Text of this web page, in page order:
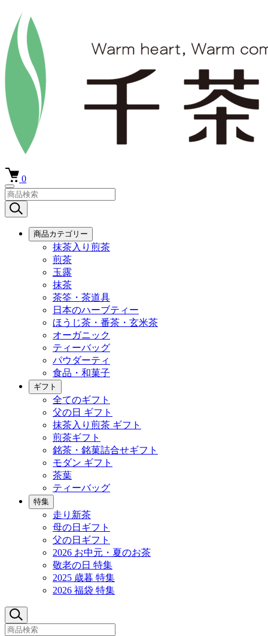
0
商品カテゴリー
抹茶入り煎茶
煎茶
玉露
抹茶
茶筌・茶道具
日本のハーブティー
ほうじ茶・番茶・玄米茶
オーガニック
ティーバッグ
パウダーティ
食品・和菓子
ギフト
全てのギフト
父の日 ギフト
抹茶入り煎茶 ギフト
煎茶ギフト
銘茶・銘菓詰合せギフト
モダン ギフト
茶葉
ティーバッグ
特集
走り新茶
母の日ギフト
父の日ギフト
2026 お中元・夏のお茶
敬老の日 特集
2025 歳暮 特集
2026 福袋 特集